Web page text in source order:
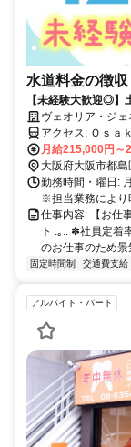
水道料金の徴
【未経験大歓迎◎】
業で新職種にチャレ
ヴェオリア・ジ
アクセ
月給215,000円～
大阪府大阪市都島
勤務時間・曜日:
※担当業務により
仕事内容: 【お仕
ト .｡.: ✽社員定着
のお仕事のため
固定時間制 交通費支給
アルバイト・パート